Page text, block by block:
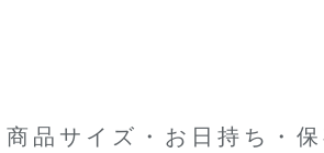
商品サイズ・お日持ち・